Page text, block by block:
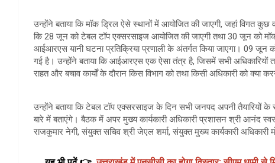
उन्होंने बताया कि मॉक ड्रिल ऐसे स्थानों में आयोजित की जाएगी, जहां विगत कुछ
कि 28 जून को टेबल टॉप एक्सरसाइज आयोजित की जाएगी तथा 30 जून को
आईआरएस यानी घटना प्रतिक्रिया प्रणाली के अंतर्गत किया जाएगा। 09
गई है। उन्होंने बताया कि आईआरएस एक ऐसा तंत्र है, जिसमें सभी
राहत और बचाव कार्यों के दौरान किस विभाग को तथा किसी अधिकारी को क्या
उन्होंने बताया कि टेबल टॉप एक्सरसाइज के दिन सभी जनपद अपनी तैयारियों
बारे में बताएंगे। बैठक में अपर मुख्य कार्यकारी अधिकारी प्रशासन श्री आनंद
राजकुमार नेगी, संयुक्त सचिव श्री जेएल शर्मा, संयुक्त मुख्य कार्यकारी